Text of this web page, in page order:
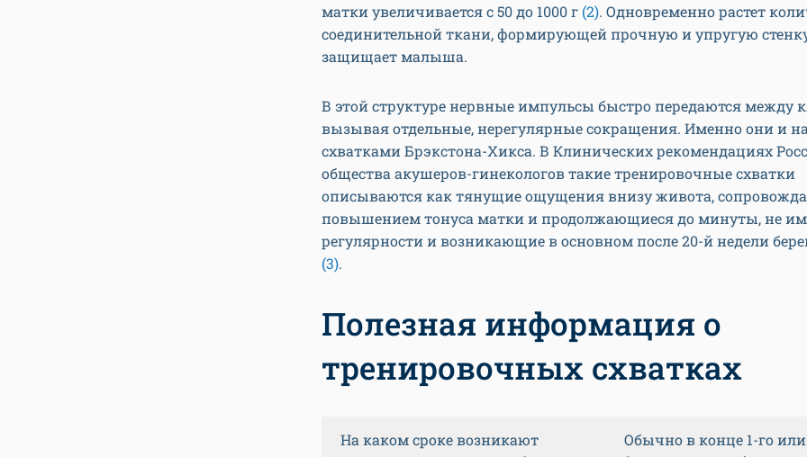
матки увеличивается с 50 до 1000 г (2). Одновременно растет
соединительной ткани, формирующей прочную и упругую
защищает малыша.
В этой структуре нервные импульсы быстро передаются между
вызывая отдельные, нерегулярные сокращения. Именно они и
схватками Брэкстона-Хикса. В Клинических рекомендациях
общества акушеров-гинекологов такие тренировочные схватки
описываются как тянущие ощущения внизу живота,
повышением тонуса матки и продолжающиеся до минуты, не
регулярности и возникающие в основном после 20-й недели
(3).
Полезная информация о
тренировочных схватках
На каком сроке возникают
Обычно в конце 1-го